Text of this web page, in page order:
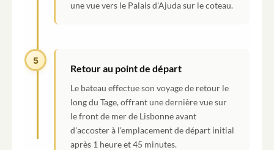
une vue vers le Palais d'Ajuda sur le coteau.
5
Retour au point de départ
Le bateau effectue son voyage de retour le
long du Tage, offrant une dernière vue sur
le front de mer de Lisbonne avant
d'accoster à l'emplacement de départ initial
après 1 heure et 45 minutes.